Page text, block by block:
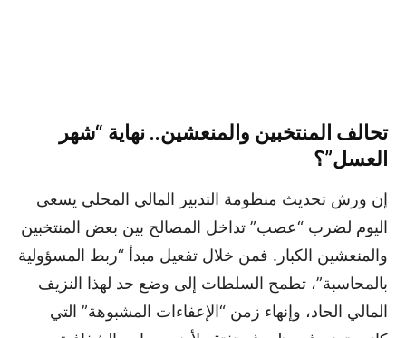
تحالف المنتخبين والمنعشين.. نهاية “شهر
العسل”؟
إن ورش تحديث منظومة التدبير المالي المحلي يسعى
اليوم لضرب “عصب” تداخل المصالح بين بعض المنتخبين
والمنعشين الكبار. فمن خلال تفعيل مبدأ “ربط المسؤولية
بالمحاسبة”، تطمح السلطات إلى وضع حد لهذا النزيف
المالي الحاد، وإنهاء زمن “الإعفاءات المشبوهة” التي